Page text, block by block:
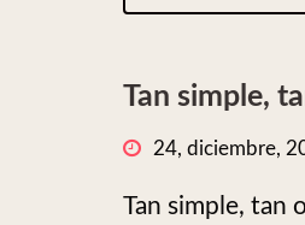
Tan simple,
24, diciembre,
Tan simple, tan